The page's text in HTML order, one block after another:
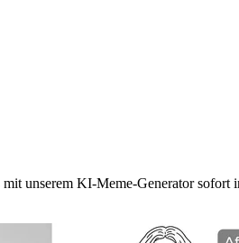
unserem KI-Meme-Generator